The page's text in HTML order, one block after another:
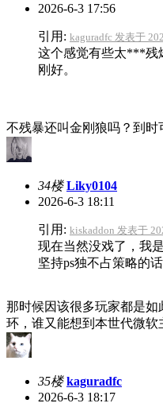
2026-6-3 17:56
引用: kaguradfc 发表于
这个感觉有些太***残
刚好。
不残暴还叫金刚狼吗？到
34楼 Liky0104
2026-6-3 18:11
引用: kiskaddon 发表于
现在当然没戏了，我
坚持ps独不占策略的
那时候因该很多玩家都是
环，谁又能想到本世代微
35楼 kaguradfc
2026-6-3 18:17